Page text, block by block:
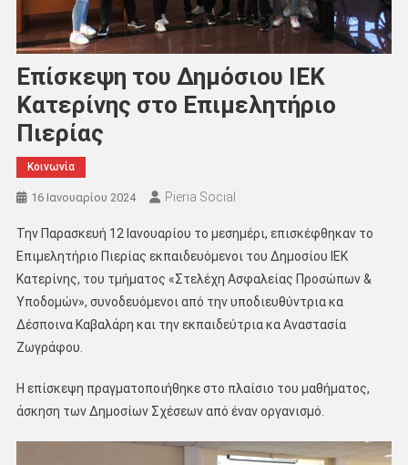
Επίσκεψη του Δημόσιου ΙΕΚ
Κατερίνης στο Επιμελητήριο
Πιερίας
Κοινωνία
16 Ιανουαρίου 2024 Pieria Social
Την Παρασκευή 12 Ιανουαρίου το μεσημέρι, επισκέφθηκαν το
Επιμελητήριο Πιερίας εκπαιδευόμενοι του Δημοσίου ΙΕΚ
Κατερίνης, του τμήματος «Στελέχη Ασφαλείας Προσώπων &
Υποδομών», συνοδευόμενοι από την υποδιευθύντρια κα
Δέσποινα Καβαλάρη και την εκπαιδεύτρια κα Αναστασία
Ζωγράφου.
Η επίσκεψη πραγματοποιήθηκε στο πλαίσιο του μαθήματος,
άσκηση των Δημοσίων Σχέσεων από έναν οργανισμό.